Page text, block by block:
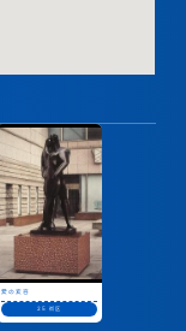
愛の変容
25 街区